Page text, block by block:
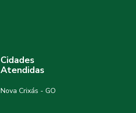
Cidades
Atendidas
Nova Crixás - GO